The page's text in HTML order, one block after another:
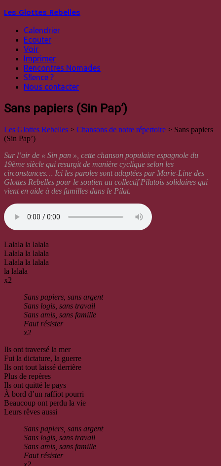
Les Glottes Rebelles
Calendrier
Ecouter
Voir
Imprimer
Rencontres Nomades
S!lence ?
Nous contacter
Sans papiers (Sin Pap’)
Les Glottes Rebelles > Chansons de notre répertoire > Sans papiers
(Sin Pap’)
Sur l’air de « Sin pan », cette chanson populaire espagnole du
19ème siècle qui resurgit de manière cyclique selon les
circonstances… Ici les paroles sont adaptées par Marie-Line des
Glottes Rebelles pour le soutien au collectif Pilatois solidaires qui
vient en aide à des familles dans le Pilat.
Lalala la lalala
Lalala la lalala
Lalala la lalala
la lalala
x2
Sans papiers, sans argent
Sans logis, sans travail
Sans amis, sans famille
Faut résister
x2
Ils ont traversé la mer
Fui la dictature, la guerre
Ils ont tout laissé derrière
Plus de repères
Ils ont quitté le pays
À bord d’un raffiot pourri
Beaucoup ont perdu la vie
Leurs rêves aussi
Sans papiers, sans argent
Sans logis, sans travail
Sans amis, sans famille
Faut résister
x2